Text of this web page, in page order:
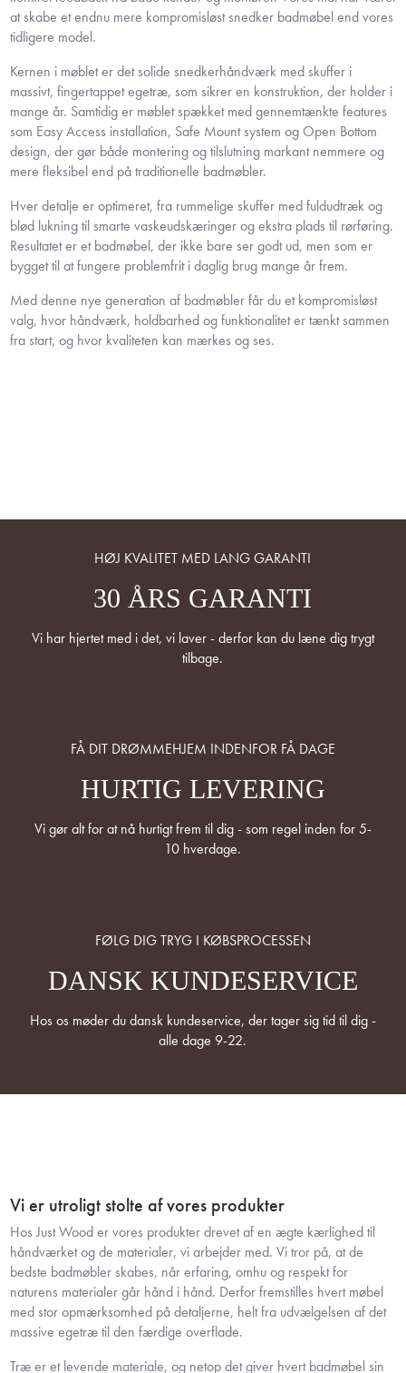
at skabe et endnu mere kompromisløst snedker badmøbel end vores
tidligere model.
Kernen i møblet er det solide snedkerhåndværk med skuffer i
massivt, fingertappet egetræ, som sikrer en konstruktion, der holder i
mange år. Samtidig er møblet spækket med gennemtænkte features
som Easy Access installation, Safe Mount system og Open Bottom
design, der gør både montering og tilslutning markant nemmere og
mere fleksibel end på traditionelle badmøbler.
Hver detalje er optimeret, fra rummelige skuffer med fuldudtræk og
blød lukning til smarte vaskeudskæringer og ekstra plads til rørføring.
Resultatet er et badmøbel, der ikke bare ser godt ud, men som er
bygget til at fungere problemfrit i daglig brug mange år frem.
Med denne nye generation af badmøbler får du et kompromisløst
valg, hvor håndværk, holdbarhed og funktionalitet er tænkt sammen
fra start, og hvor kvaliteten kan mærkes og ses.
HØJ KVALITET MED LANG GARANTI
30 ÅRS GARANTI
Vi har hjertet med i det, vi laver - derfor kan du læne dig trygt
tilbage.
FÅ DIT DRØMMEHJEM INDENFOR FÅ DAGE
HURTIG LEVERING
Vi gør alt for at nå hurtigt frem til dig - som regel inden for 5-
10 hverdage.
FØLG DIG TRYG I KØBSPROCESSEN
DANSK KUNDESERVICE
Hos os møder du dansk kundeservice, der tager sig tid til dig -
alle dage 9-22.
Vi er utroligt stolte af vores produkter
Hos Just Wood er vores produkter drevet af en ægte kærlighed til
håndværket og de materialer, vi arbejder med. Vi tror på, at de
bedste badmøbler skabes, når erfaring, omhu og respekt for
naturens materialer går hånd i hånd. Derfor fremstilles hvert møbel
med stor opmærksomhed på detaljerne, helt fra udvælgelsen af det
massive egetræ til den færdige overflade.
Træ er et levende materiale, og netop det giver hvert badmøbel sin